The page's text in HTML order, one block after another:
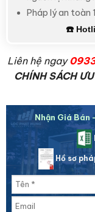
Pháp lý an toàn
☎️
Liên hệ ngay
CHÍNH SÁCH
Nhận Giá Bán
Hồ sơ